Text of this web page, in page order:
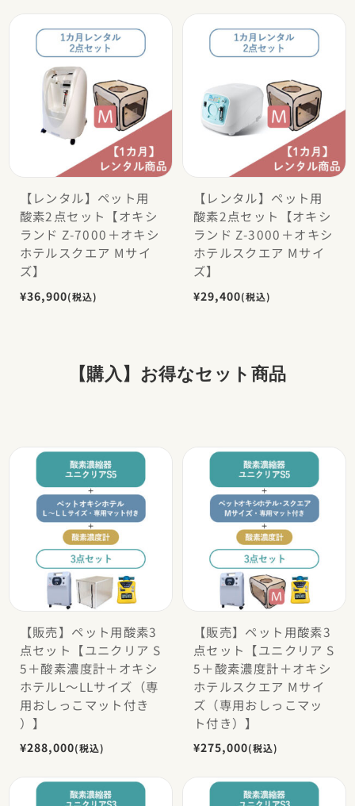
【レンタル】ペット用
酸素2点セット【オキシ
ランド Z-7000＋オキシ
ホテルスクエア Mサイ
ズ】
¥36,900(税込)
【レンタル】ペット用
酸素2点セット【オキシ
ランド Z-3000＋オキシ
ホテルスクエア Mサイ
ズ】
¥29,400(税込)
【購入】お得なセット商品
【販売】ペット用酸素3
点セット【ユニクリア S
5＋酸素濃度計＋オキシ
ホテルL〜LLサイズ（専
用おしっこマット付き
）】
¥288,000(税込)
【販売】ペット用酸素3
点セット【ユニクリア S
5＋酸素濃度計＋オキシ
ホテルスクエア Mサイ
ズ（専用おしっこマッ
ト付き）】
¥275,000(税込)